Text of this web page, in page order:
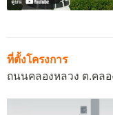
ที่ตั้งโครงการ
ถนนคลองหลวง ต.คล